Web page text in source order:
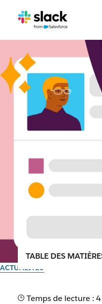
ACTUALITÉS
Des profils
TABLE DES
Temps de lecture :